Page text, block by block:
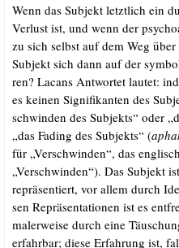
Wenn das Sub­jekt letzt­lich ein
Ver­lust ist, und wenn der
zu sich selbst auf dem Weg
Sub­jekt sich dann auf der
ren? Lacans Ant­wor­tet lau­tet:
es kei­nen Signi­fi­kan­ten des
schwin­den des Sub­jekts“ oder
„das Fading des Sub­jekts“ (
für „Ver­schwin­den“, das
„Ver­schwin­den“). Das Sub­jekt
reprä­sen­tiert, vor allem durch
sen Reprä­sen­ta­tio­nen ist es
ma­ler­wei­se durch eine
erfahr­bar; die­se Erfah­rung ist,